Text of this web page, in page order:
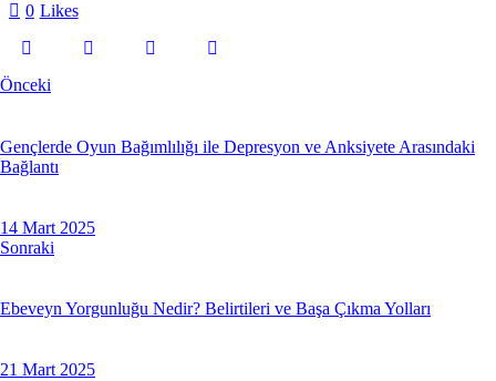
0 Likes
Önceki
Gençlerde Oyun Bağımlılığı ile Depresyon ve Anksiyete Arasındaki
Bağlantı
14 Mart 2025
Sonraki
Ebeveyn Yorgunluğu Nedir? Belirtileri ve Başa Çıkma Yolları
21 Mart 2025